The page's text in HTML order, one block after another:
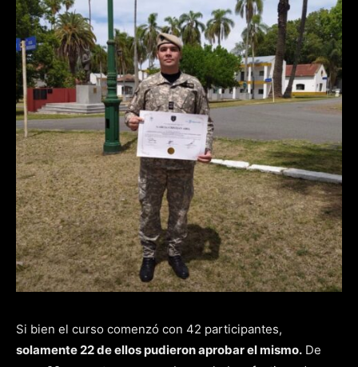
Si bien el curso comenzó con 42 participantes,
solamente 22 de ellos pudieron aprobar el mismo. De